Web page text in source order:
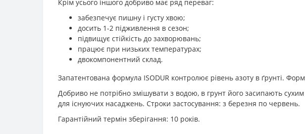
Крім усього іншого добриво має ряд переваг:
забезпечує пишну і густу хвою;
досить 1-2 підживлення в сезон;
підвищує стійкість до захворювань;
працює при низьких температурах;
двокомпонентний склад.
Запатентована формула ISODUR контролює рівень азоту в ґрунті.
Добриво не потрібно змішувати з водою, в грунт його засипають
для існуючих насаджень. Строки застосування: з березня по червень.
Гарантійний термін зберігання: 10 років.